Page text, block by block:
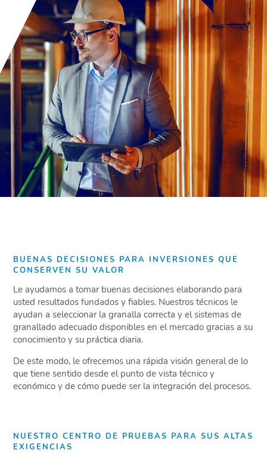
BUENAS DECISIONES PARA INVERSIONES QUE
CONSERVEN SU VALOR
Le ayudamos a tomar buenas decisiones elaborando para
usted resultados fundados y fiables. Nuestros técnicos le
ayudan a seleccionar la granalla correcta y el sistemas de
granallado adecuado disponibles en el mercado gracias a su
conocimiento y su práctica diaria.
De este modo, le ofrecemos una rápida visión general de lo
que tiene sentido desde el punto de vista técnico y
económico y de cómo puede ser la integración del procesos.
NUESTRO CENTRO DE PRUEBAS PARA SUS ALTAS
EXIGENCIAS